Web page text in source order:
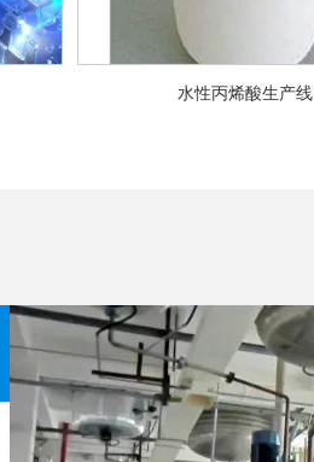
水性丙烯酸生产线